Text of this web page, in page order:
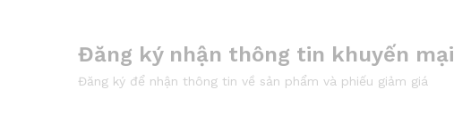
Đăng ký nhận thông tin khuyến mại
Đăng ký để nhận thông tin về sản phẩm và phiếu giảm giá